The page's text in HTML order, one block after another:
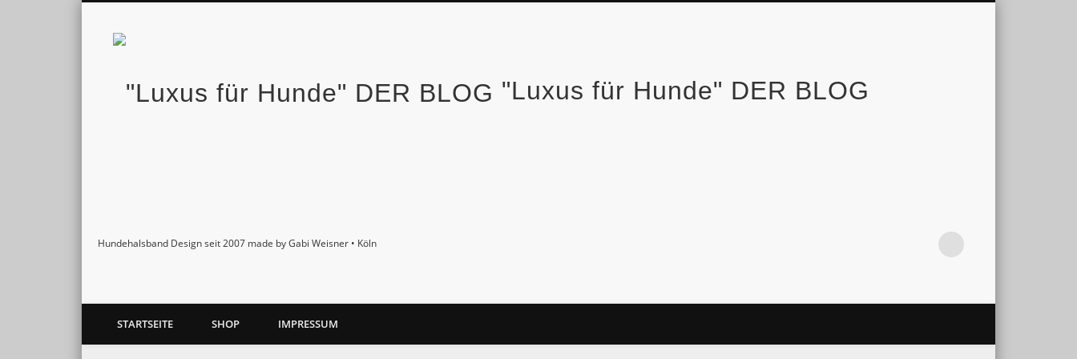
"Luxus für Hunde" DER BLOG
Hundehalsband Design seit 2007 made by Gabi Weisner • Köln
PinterestGoogle+
STARTSEITE SHOP IMPRESSUM